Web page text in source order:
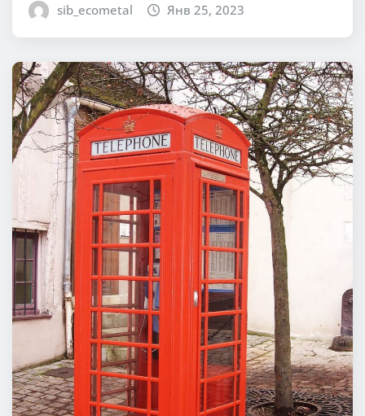
sib_ecometal Янв 25, 2023